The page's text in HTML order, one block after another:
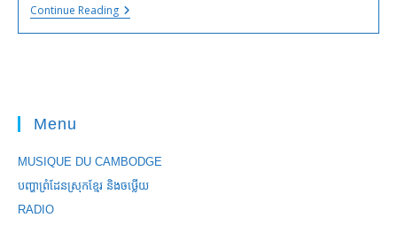
Continue Reading#កិច្ច
សម្ភាសន៍
ពិសេស
នៅ
កំណាត់
ខ្សែ
Menu
MUSIQUE DU CAMBODGE
បញ្ហាព្រំដែនស្រុកខ្មែរ និងចឞ្លើយ
RADIO